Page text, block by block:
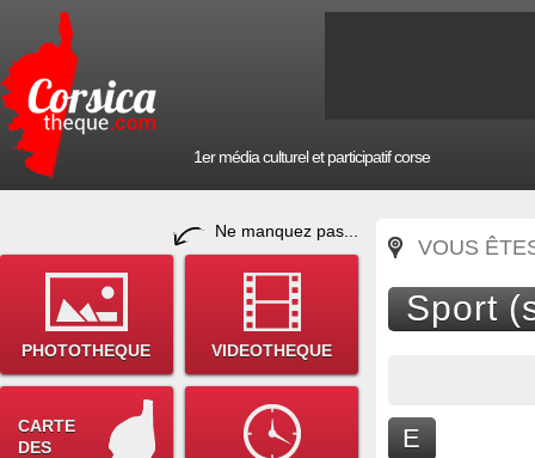
1er média culturel et participatif corse
Ne manquez pas...
PHOTOTHEQUE VIDEOTHEQUE
CARTE
DES
VOUS
Sport
E